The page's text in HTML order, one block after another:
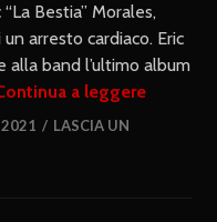
Bestia” Morales,
arresto cardiaco. Eric
alla band l’ultimo album
a leggere
LASCIA UN